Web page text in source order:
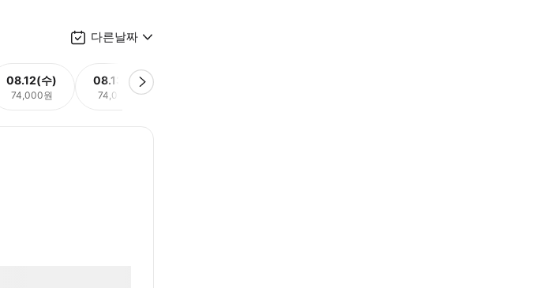
다른날짜
08.12(수)
74,000원
08.13(목)
74,000원